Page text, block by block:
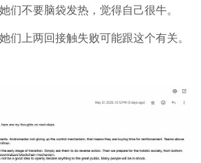
们不要脑袋发热，觉得自己很牛。
们上两回接触失败可能跟这个有关。